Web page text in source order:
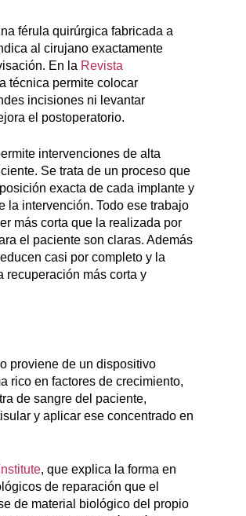
férula quirúrgica fabricada a
al cirujano exactamente
En la Revista
técnica permite colocar
incisiones ni levantar
el postoperatorio.
intervenciones de alta
Se trata de un proceso que
exacta de cada implante y
la intervención. Todo ese trabajo
más corta que la realizada por
el paciente son claras. Además
casi por completo y la
recuperación más corta y
proviene de un dispositivo
rico en factores de crecimiento,
de sangre del paciente,
y aplicar ese concentrado en
, que explica la forma en
de reparación que el
de material biológico del propio